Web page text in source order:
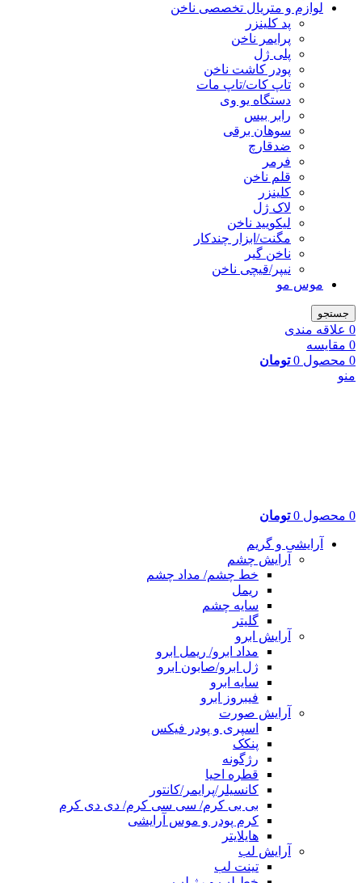
لوازم و متریال تخصصی ناخن
پد کلینزر
پرایمر ناخن
پلی ژل
پودر کاشت ناخن
تاپ کات/تاپ مات
دستگاه یو وی
رابر بیس
سوهان برقی
ضدقارچ
فرمر
قلم ناخن
کلینزر
لاک ژل
لیکوييد ناخن
مگنت/ابزار چندکار
ناخن گیر
نیپر/قیچی ناخن
موس مو
جستجو
0 علاقه مندی
0 مقایسه
0 محصول 0 تومان
منو
0 محصول 0 تومان
آرایشی و گریم
آرایش چشم
خط چشم/ مداد چشم
ریمل
سایه چشم
گلیتر
آرایش ابرو
مداد ابرو/ ریمل ابرو
ژل ابرو/صابون ابرو
سایه ابرو
فیبروز ابرو
آرایش صورت
اسپری و پودر فیکس
پنکک
رژگونه
قطره احیا
کانسیلر/پرایمر/کانتور
بی بی کرم/ سی سی کرم/ دی دی کرم
کرم پودر و موس آرایشی
هایلایتر
آرایش لب
تینت لب